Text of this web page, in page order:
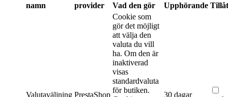
namn
provider Vad den gör Upphörande
Valutaväljning PrestaShop
Cookie som
gör det möjligt
att välja den
valuta du vill
ha. Om den är
inaktiverad
visas
standardvaluta
för butiken.
30 dagar